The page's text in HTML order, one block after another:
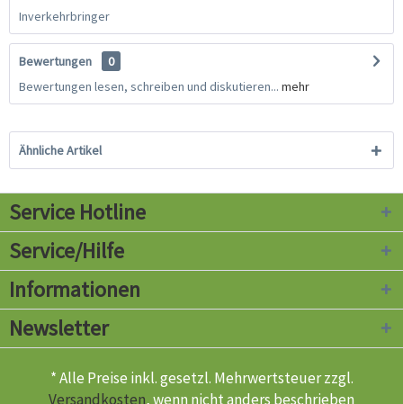
Inverkehrbringer
Bewertungen
0
Bewertungen lesen, schreiben und diskutieren... mehr
Ähnliche Artikel
Service Hotline
Service/Hilfe
Informationen
Newsletter
* Alle Preise inkl. gesetzl. Mehrwertsteuer zzgl.
Versandkosten, wenn nicht anders beschrieben